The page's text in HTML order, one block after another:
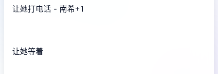
让她打电话 - 南希+1
让她等着